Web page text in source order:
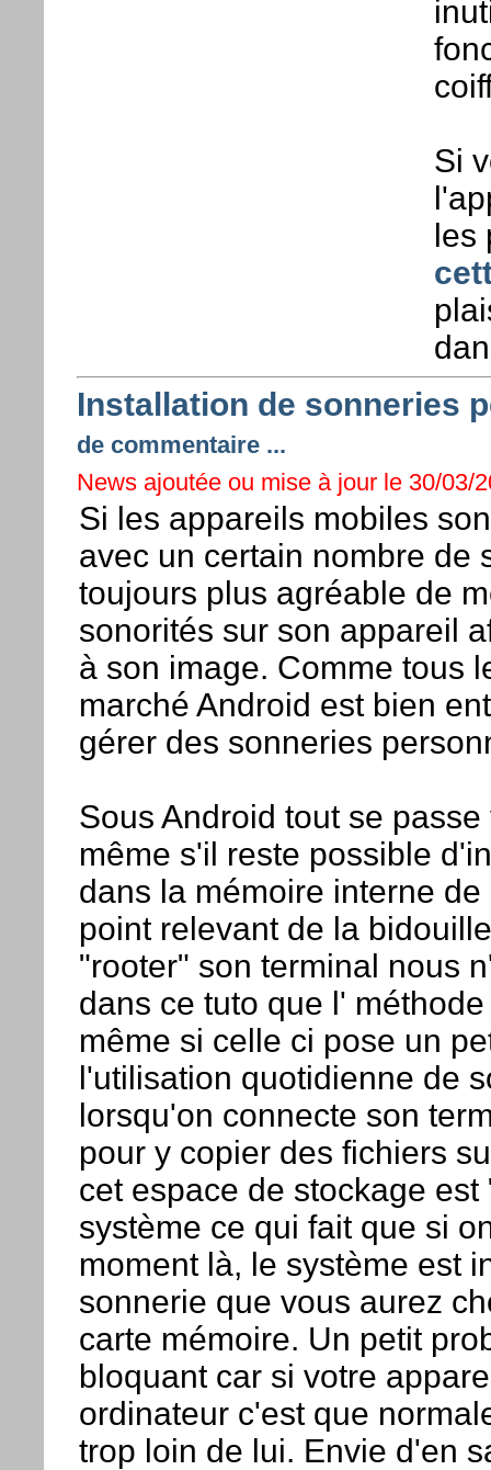
Si
Installation de sonneries
de commentaire ...
News ajoutée ou mise à jour le 30/03/
Si les appareils mobiles
avec un certain nombre de
toujours plus agréable de
sonorités sur son appareil
à son image. Comme tous
marché Android est bien
gérer des sonneries
Sous Android tout se
même s'il reste possible
dans la mémoire interne
point relevant de la
"rooter" son terminal nous
dans ce tuto que l'
même si celle ci pose un
l'utilisation quotidienne de
lorsqu'on connecte son
pour y copier des fichiers
cet espace de stockage
système ce qui fait que si
moment là, le système est
sonnerie que vous aurez
carte mémoire. Un petit
bloquant car si votre
ordinateur c'est que
trop loin de lui. Envie d'en